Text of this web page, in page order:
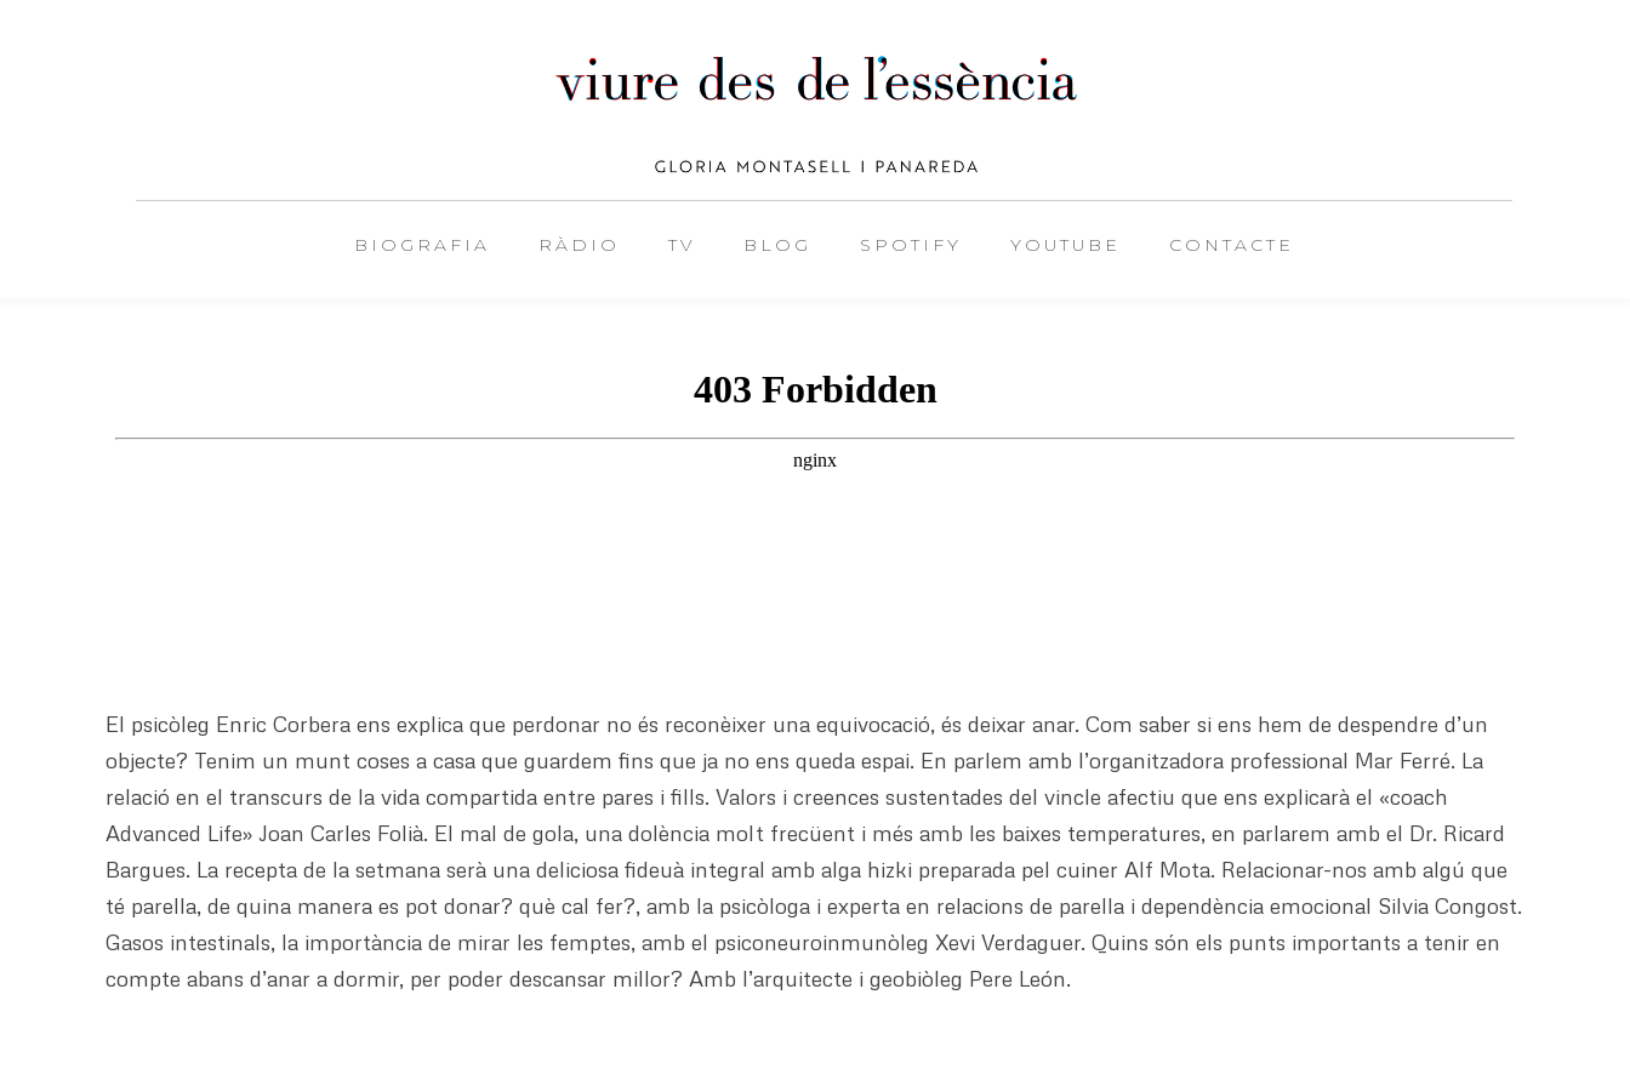
BIOGRAFIA RÀDIO TV BLOG SPOTIFY YOUTUBE CONTACTE
El psicòleg Enric Corbera ens explica que perdonar no és reconèixer una equivocació, és deixar anar. Com saber si ens hem de despendre d’un
objecte? Tenim un munt coses a casa que guardem fins que ja no ens queda espai. En parlem amb l’organitzadora professional Mar Ferré. La
relació en el transcurs de la vida compartida entre pares i fills. Valors i creences sustentades del vincle afectiu que ens explicarà el «coach
Advanced Life» Joan Carles Folià. El mal de gola, una dolència molt frecüent i més amb les baixes temperatures, en parlarem amb el Dr. Ricard
Bargues. La recepta de la setmana serà una deliciosa fideuà integral amb alga hizki preparada pel cuiner Alf Mota. Relacionar-nos amb algú que
té parella, de quina manera es pot donar? què cal fer?, amb la psicòloga i experta en relacions de parella i dependència emocional Silvia Congost.
Gasos intestinals, la importància de mirar les femptes, amb el psiconeuroinmunòleg Xevi Verdaguer. Quins són els punts importants a tenir en
compte abans d’anar a dormir, per poder descansar millor? Amb l’arquitecte i geobiòleg Pere León.